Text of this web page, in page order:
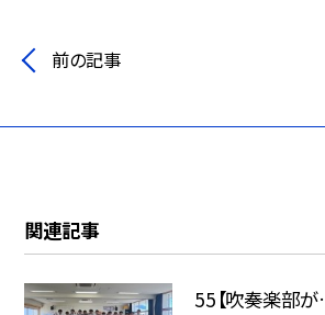
前の記事
関連記事